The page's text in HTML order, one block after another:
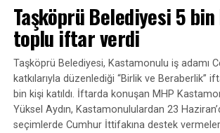
Taşköprü Belediyesi 5
toplu iftar verdi
Taşköprü Belediyesi, Kastamonulu iş adamı
katkılarıyla düzenlediği “Birlik ve Beraberlik”
bin kişi katıldı. İftarda konuşan MHP
Yüksel Aydın, Kastamonululardan 23
seçimlerde Cumhur İttifakına destek